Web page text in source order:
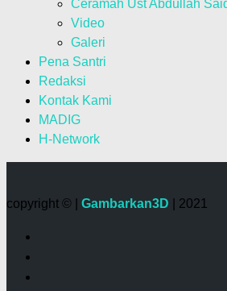
Ceramah Ust Abdullah
Video
Galeri
Pena Santri
Redaksi
Kontak Kami
MADIG
H-Network
copyright © | Gambarkan3D | 2021